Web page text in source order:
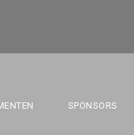
SPONSORS